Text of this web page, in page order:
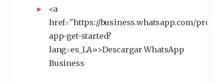
<a
href="https://business.whatsapp.com/
app-get-started?
lang=es_LA»>Descargar WhatsApp
Business